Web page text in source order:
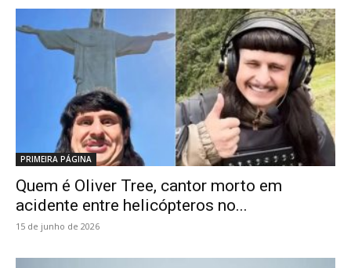
PRIMEIRA PÁGINA
Quem é Oliver Tree, cantor morto em
acidente entre helicópteros no...
15 de junho de 2026